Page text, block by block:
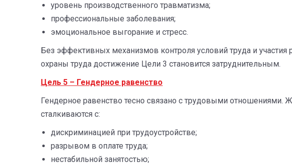
уровень производственного травматизма;
профессиональные заболевания;
эмоциональное выгорание и стресс.
Без эффективных механизмов контроля условий труда и участия
охраны труда достижение Цели 3 становится затруднительным.
Цель 5 – Гендерное равенство
Гендерное равенство тесно связано с трудовыми отношениями.
сталкиваются с:
дискриминацией при трудоустройстве;
разрывом в оплате труда;
нестабильной занятостью;